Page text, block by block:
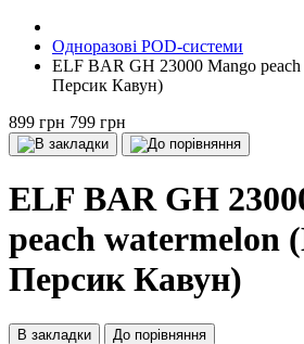
Одноразові POD-системи
ELF BAR GH 23000 Mango
Персик Кавун)
899 грн 799 грн
ELF BAR GH
peach watermelon
Персик Кавун)
В закладки До порівняння